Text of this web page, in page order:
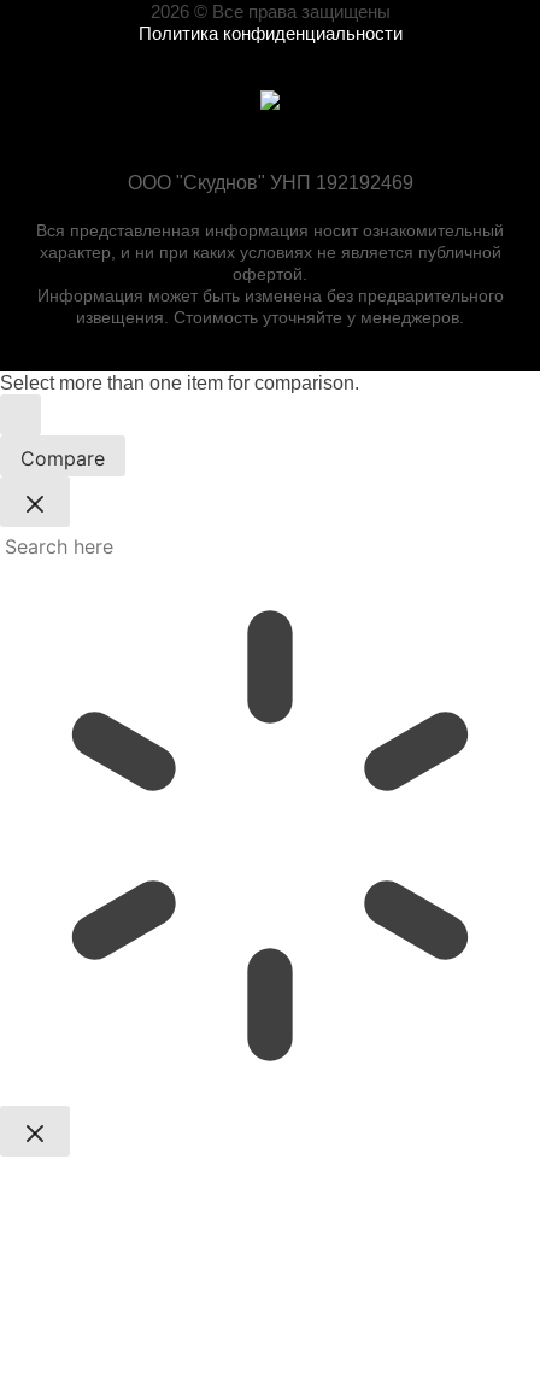
2026 © Все права защищены
Политика конфиденциальности
ООО "Скуднов" УНП 192192469
Вся представленная информация носит ознакомительный
характер, и ни при каких условиях не является публичной
офертой.
Информация может быть изменена без предварительного
извещения. Стоимость уточняйте у менеджеров.
Select more than one item for comparison.
Compare